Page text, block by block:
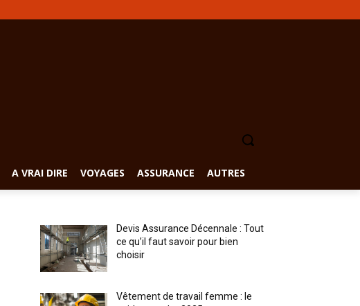
A VRAI DIRE VOYAGES ASSURANCE AUTRES
Devis Assurance Décennale : Tout
ce qu’il faut savoir pour bien
choisir
Vêtement de travail femme : le